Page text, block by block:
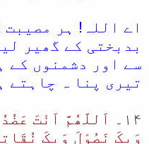
اے اللہ! ہر مصیبت
بدبختی کے گھیر
سے اور دشمنوں کے
تیری پنا ہ چاہتے
۱۴۔
اَللّھُمَّ اَنْتَ
وَبِکَ نَصُوْلَ وَبِکَ